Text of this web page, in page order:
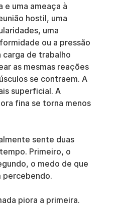
e uma ameaça à
hostil, uma
uma
ou a pressão
carga de trabalho
as mesmas reações
se contraem. A
superficial. A
fina se torna menos
sente duas
Primeiro, o
o medo de que
percebendo.
piora a primeira.